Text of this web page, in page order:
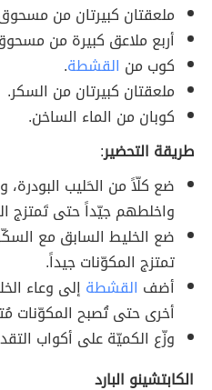
ملعقتان كبيرتان من
أربع ملاعق كبيرة من
كوب من القشطة.
ملعقتان كبيرتان من السكر.
كوبان من الماء الساخن.
طريقة التحضير:
ضع كلّاً من الحَليب البودرة،
واخلطهم جيّداً حتى تَمتزج
ضع الخليط السابق مع
تمتزج المكوّنات جيداً.
أضف القشطة إلى وعاء
أخرى حتى تُصبح المكوّنات
وزّع الكميّة على أكواب
الكابتشينو البارد